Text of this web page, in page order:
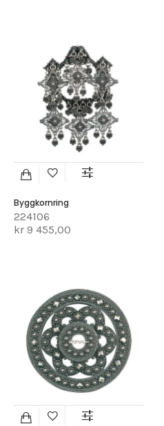
Byggkornring
224106
kr 9 455,00